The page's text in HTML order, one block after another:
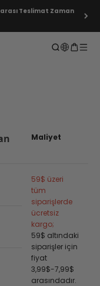
Teslimat Zaman
Aramayı aç
Sepeti
Maliyet
59$ üzeri
tüm
siparişlerde
ücretsiz
kargo;
59$ altındaki
siparişler için
fiyat
3,99$-7,99$
arasındadır.